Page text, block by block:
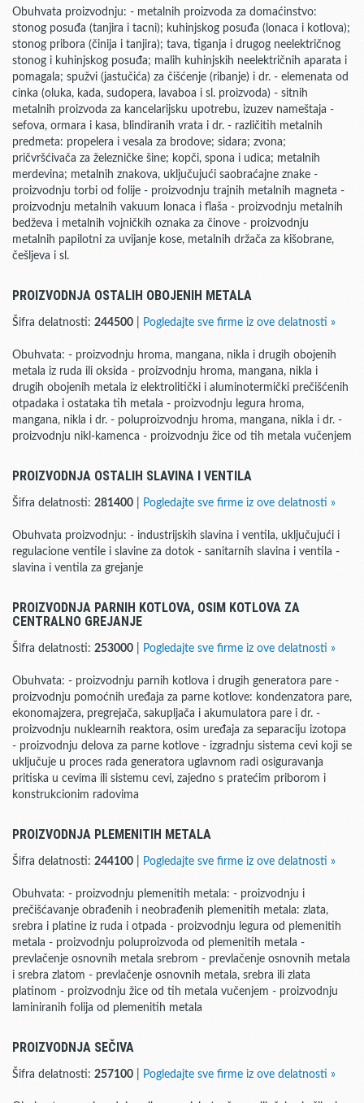
Obuhvata proizvodnju: - metalnih proizvoda za domaćinstvo:
stonog posuđa (tanjira i tacni); kuhinjskog posuđa (lonaca i kotlova);
stonog pribora (činija i tanjira); tava, tiganja i drugog neelektričnog
stonog i kuhinjskog posuđa; malih kuhinjskih neelektričnih aparata i
pomagala; spužvi (jastučića) za čišćenje (ribanje) i dr. - elemenata od
cinka (oluka, kada, sudopera, lavaboa i sl. proizvoda) - sitnih
metalnih proizvoda za kancelarijsku upotrebu, izuzev nameštaja -
sefova, ormara i kasa, blindiranih vrata i dr. - različitih metalnih
predmeta: propelera i vesala za brodove; sidara; zvona;
pričvršćivača za železničke šine; kopči, spona i udica; metalnih
merdevina; metalnih znakova, uključujući saobraćajne znake -
proizvodnju torbi od folije - proizvodnju trajnih metalnih magneta -
proizvodnju metalnih vakuum lonaca i flaša - proizvodnju metalnih
bedževa i metalnih vojničkih oznaka za činove - proizvodnju
metalnih papilotni za uvijanje kose, metalnih držača za kišobrane,
češljeva i sl.
PROIZVODNJA OSTALIH OBOJENIH METALA
Šifra delatnosti: 244500 Pogledajte sve firme iz ove delatnosti »
Obuhvata: - proizvodnju hroma, mangana, nikla i drugih obojenih
metala iz ruda ili oksida - proizvodnju hroma, mangana, nikla i
drugih obojenih metala iz elektrolitički i aluminotermički prečišćenih
otpadaka i ostataka tih metala - proizvodnju legura hroma,
mangana, nikla i dr. - poluproizvodnju hroma, mangana, nikla i dr. -
proizvodnju nikl-kamenca - proizvodnju žice od tih metala vučenjem
PROIZVODNJA OSTALIH SLAVINA I VENTILA
Šifra delatnosti: 281400 Pogledajte sve firme iz ove delatnosti »
Obuhvata proizvodnju: - industrijskih slavina i ventila, uključujući i
regulacione ventile i slavine za dotok - sanitarnih slavina i ventila -
slavina i ventila za grejanje
PROIZVODNJA PARNIH KOTLOVA, OSIM KOTLOVA ZA
CENTRALNO GREJANJE
Šifra delatnosti: 253000 Pogledajte sve firme iz ove delatnosti »
Obuhvata: - proizvodnju parnih kotlova i drugih generatora pare -
proizvodnju pomoćnih uređaja za parne kotlove: kondenzatora pare,
ekonomajzera, pregrejača, sakupljača i akumulatora pare i dr. -
proizvodnju nuklearnih reaktora, osim uređaja za separaciju izotopa
- proizvodnju delova za parne kotlove - izgradnju sistema cevi koji se
uključuje u proces rada generatora uglavnom radi osiguravanja
pritiska u cevima ili sistemu cevi, zajedno s pratećim priborom i
konstrukcionim radovima
PROIZVODNJA PLEMENITIH METALA
Šifra delatnosti: 244100 Pogledajte sve firme iz ove delatnosti »
Obuhvata: - proizvodnju plemenitih metala: - proizvodnju i
prečišćavanje obrađenih i neobrađenih plemenitih metala: zlata,
srebra i platine iz ruda i otpada - proizvodnju legura od plemenitih
metala - proizvodnju poluproizvoda od plemenitih metala -
prevlačenje osnovnih metala srebrom - prevlačenje osnovnih metala
i srebra zlatom - prevlačenje osnovnih metala, srebra ili zlata
platinom - proizvodnju žice od tih metala vučenjem - proizvodnju
laminiranih folija od plemenitih metala
PROIZVODNJA SEČIVA
Šifra delatnosti: 257100 Pogledajte sve firme iz ove delatnosti »